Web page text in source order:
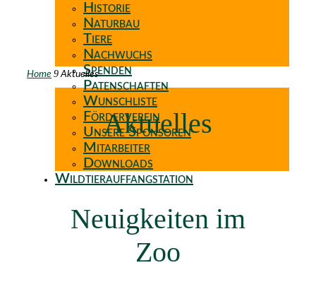
Historie
Naturbau
Tiere
Nachwuchs
Spenden
Patenschaften
Wunschliste
Förderverein
Unsere Sponsoren
Mitarbeiter
Downloads
Wildtierauffangstation
Home 9 Aktuelles
Aktuelles
Neuigkeiten im
Zoo